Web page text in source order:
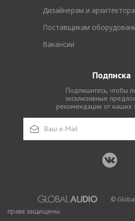
Дизайнерам и
Поставщикам
Вакансии
Подписка
Подпишитесь, чтобы
эксклюзивные
рекомендации от наших
©
права защищены.